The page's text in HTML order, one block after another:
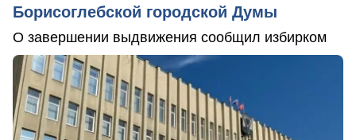
Борисоглебской городской Думы
О завершении выдвижения сообщил избирком